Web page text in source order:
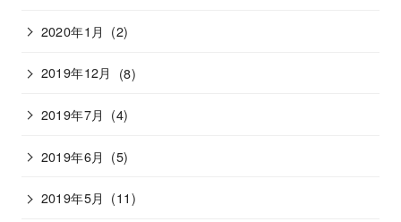
2020年1月 (2)
2019年12月 (8)
2019年7月 (4)
2019年6月 (5)
2019年5月 (11)